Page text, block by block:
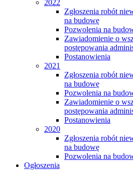
2022
Zgłoszenia robót
na budowę
Pozwolenia na
Zawiadomienie o
postępowania
Postanowienia
2021
Zgłoszenia robót
na budowę
Pozwolenia na
Zawiadomienie o
postępowania
Postanowienia
2020
Zgłoszenia robót
na budowę
Pozwolenia na
Ogłoszenia